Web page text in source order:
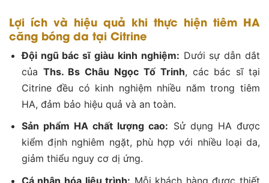
Lợi ích và hiệu quả khi thực hiện tiêm HA
căng bóng da tại Citrine
Đội ngũ bác sĩ giàu kinh nghiệm: Dưới sự dẫn dắt
của Ths. Bs Châu Ngọc Tố Trinh, các bác sĩ tại
Citrine đều có kinh nghiệm nhiều năm trong tiêm
HA, đảm bảo hiệu quả và an toàn.
Sản phẩm HA chất lượng cao: Sử dụng HA được
kiểm định nghiêm ngặt, phù hợp với nhiều loại da,
giảm thiểu nguy cơ dị ứng.
Cá nhân hóa liệu trình: Mỗi khách hàng được thiết